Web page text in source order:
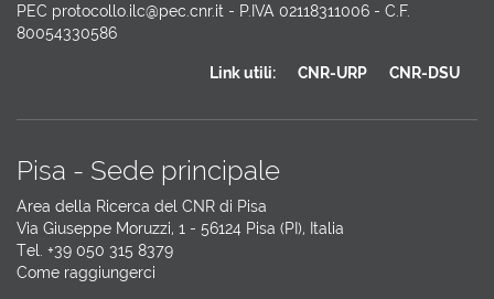
PEC protocollo.ilc@pec.cnr.it - P.IVA 02118311006 - C.F.
80054330586
Link utili: CNR-URP CNR-DSU
Pisa - Sede principale
Area della Ricerca del CNR di Pisa
Via Giuseppe Moruzzi, 1 - 56124 Pisa (PI), Italia
Tel. +39 050 315 8379
Come raggiungerci